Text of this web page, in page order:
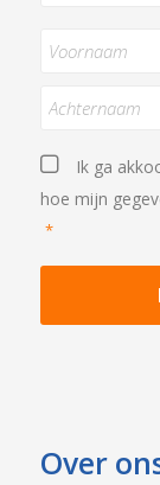
Ik ga
hoe mijn
*
Over